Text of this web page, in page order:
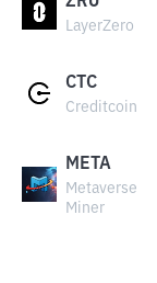
LayerZero
CTC
Creditcoin
META
Metaverse
Miner